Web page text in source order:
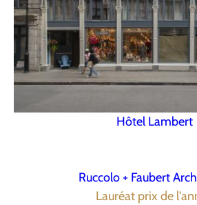
Hôtel Lambert
Ruccolo + Faubert
Lauréat prix de